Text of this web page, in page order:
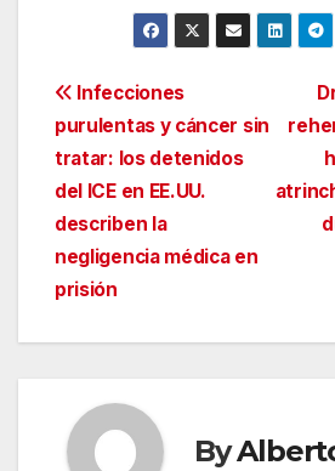
Navegación
de
entradas
Infecciones
purulentas y cáncer sin
tratar: los detenidos
del ICE en EE.UU.
describen la
negligencia médica en
prisión
By